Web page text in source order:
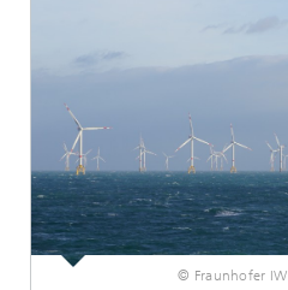
© Fraunhofer